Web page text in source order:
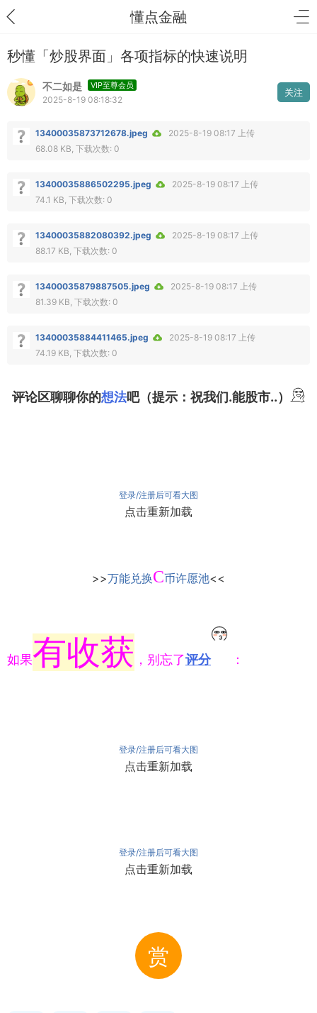
懂点金融
秒懂「炒股界面」各项指标的快速说明
不二如是 VIP至尊会员
2025-8-19 08:18:32
关注
13400035873712678.jpeg
2025-8-19 08:17 上传
68.08 KB, 下载次数: 0
13400035886502295.jpeg
2025-8-19 08:17 上传
74.1 KB, 下载次数: 0
13400035882080392.jpeg
2025-8-19 08:17 上传
88.17 KB, 下载次数: 0
13400035879887505.jpeg
2025-8-19 08:17 上传
81.39 KB, 下载次数: 0
13400035884411465.jpeg
2025-8-19 08:17 上传
74.19 KB, 下载次数: 0
评论区聊聊你的想法吧（提示：祝我们.能股市..）
登录/注册后可看大图
点击重新加载
>>万能兑换C币许愿池<<
如果有收获 ，别忘了评分 ：
登录/注册后可看大图
点击重新加载
登录/注册后可看大图
点击重新加载
赏